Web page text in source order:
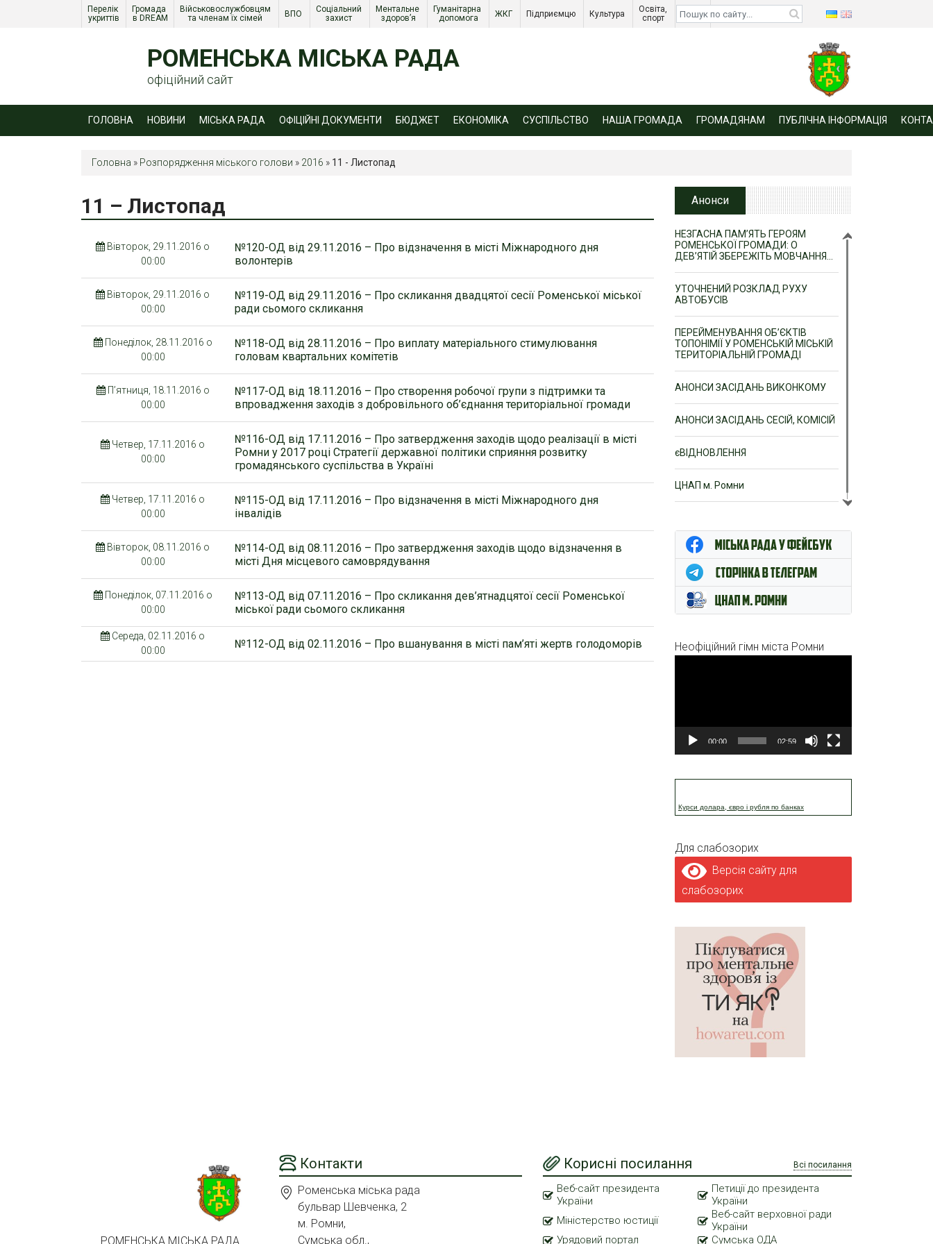
Перелік
укриттів
Громада
в DREAM
Військовослужбовцям
та членам їх сімей
ВПО
Соціальний
захист
Ментальне
здоров’я
Гуманітарна
допомога
ЖКГ Підприємцю Культура
Освіта,
спорт
Діти
війни
РОМЕНСЬКА МІСЬКА РАДА
офіційний сайт
ГОЛОВНА НОВИНИ МІСЬКА РАДА ОФІЦІЙНІ ДОКУМЕНТИ БЮДЖЕТ ЕКОНОМІКА СУСПІЛЬСТВО НАША ГРОМАДА ГРОМАДЯНАМ ПУБЛІЧНА ІНФОРМАЦІЯ
Головна » Розпорядження міського голови » 2016 » 11 - Листопад
11 – Листопад
Вівторок, 29.11.2016 о
00:00
№120-ОД від 29.11.2016 – Про відзначення в місті Міжнародного дня
волонтерів
Вівторок, 29.11.2016 о
00:00
№119-ОД від 29.11.2016 – Про скликання двадцятої сесії Роменської міської
ради сьомого скликання
Понеділок, 28.11.2016 о
00:00
№118-ОД від 28.11.2016 – Про виплату матеріального стимулювання
головам квартальних комітетів
П’ятниця, 18.11.2016 о
00:00
№117-ОД від 18.11.2016 – Про створення робочої групи з підтримки та
впровадження заходів з добровільного об’єднання територіальної громади
Четвер, 17.11.2016 о
00:00
№116-ОД від 17.11.2016 – Про затвердження заходів щодо реалізації в місті
Ромни у 2017 році Стратегії державної політики сприяння розвитку
громадянського суспільства в Україні
Четвер, 17.11.2016 о
00:00
№115-ОД від 17.11.2016 – Про відзначення в місті Міжнародного дня
інвалідів
Вівторок, 08.11.2016 о
00:00
№114-ОД від 08.11.2016 – Про затвердження заходів щодо відзначення в
місті Дня місцевого самоврядування
Понеділок, 07.11.2016 о
00:00
№113-ОД від 07.11.2016 – Про скликання дев’ятнадцятої сесії Роменської
міської ради сьомого скликання
Середа, 02.11.2016 о
00:00
№112-ОД від 02.11.2016 – Про вшанування в місті пам’яті жертв голодоморів
Анонси
НЕЗГАСНА ПАМ’ЯТЬ ГЕРОЯМ
РОМЕНСЬКОЇ ГРОМАДИ: О
ДЕВ’ЯТІЙ ЗБЕРЕЖІТЬ МОВЧАННЯ…
УТОЧНЕНИЙ РОЗКЛАД РУХУ
АВТОБУСІВ
ПЕРЕЙМЕНУВАННЯ ОБ’ЄКТІВ
ТОПОНІМІЇ У РОМЕНСЬКІЙ МІСЬКІЙ
ТЕРИТОРІАЛЬНІЙ ГРОМАДІ
АНОНСИ ЗАСІДАНЬ ВИКОНКОМУ
АНОНСИ ЗАСІДАНЬ СЕСІЙ, КОМІСІЙ
єВІДНОВЛЕННЯ
ЦНАП м. Ромни
Неофіційний гімн міста Ромни
00:00 02:59
Курси долара, євро і рубля по банках
Для слабозорих
Версія сайту для
слабозорих
РОМЕНСЬКА МІСЬКА РАДА
Контакти
Роменська міська рада
бульвар Шевченка, 2
м. Ромни,
Сумська обл.,
Корисні посилання Всі посилання
Веб-сайт президента
України
Петиції до президента
України
Міністерство юстиції
Веб-сайт верховної ради
України
Урядовий портал
Сумська ОДА